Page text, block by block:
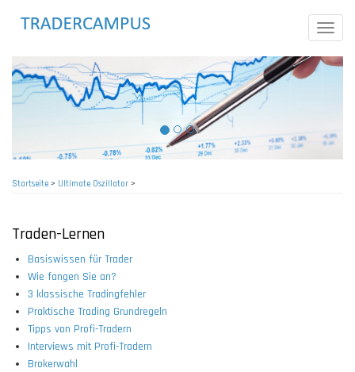
Toggle
Startseite> Ultimate Oszillator >
Traden-Lernen
Basiswissen für Trader
Wie fangen Sie an?
3 klassische Tradingfehler
Praktische Trading Grundregeln
Tipps von Profi-Tradern
Interviews mit Profi-Tradern
Brokerwahl